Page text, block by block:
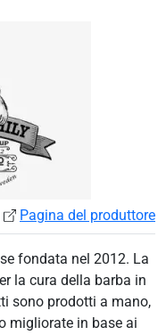
Pagina del produttore
fondata nel 2012. La
la cura della barba in
sono prodotti a mano,
migliorate in base ai